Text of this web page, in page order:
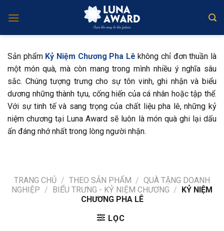
Sản phẩm Kỷ Niệm Chương Pha Lê không chỉ đơn thuần là
một món quà, mà còn mang trong mình nhiều ý nghĩa sâu
sắc. Chúng tượng trưng cho sự tôn vinh, ghi nhận và biểu
dương những thành tựu, cống hiến của cá nhân hoặc tập thể.
Với sự tinh tế và sang trọng của chất liệu pha lê, những kỷ
niệm chương tại Luna Award sẽ luôn là món quà ghi lại dấu
ấn đáng nhớ nhất trong lòng người nhận.
TRANG CHỦ / THEO SẢN PHẨM / QUÀ TẶNG DOANH
NGHIỆP / BIỂU TRƯNG - KỶ NIỆM CHƯƠNG / KỶ NIỆM
CHƯƠNG PHA LÊ
LỌC